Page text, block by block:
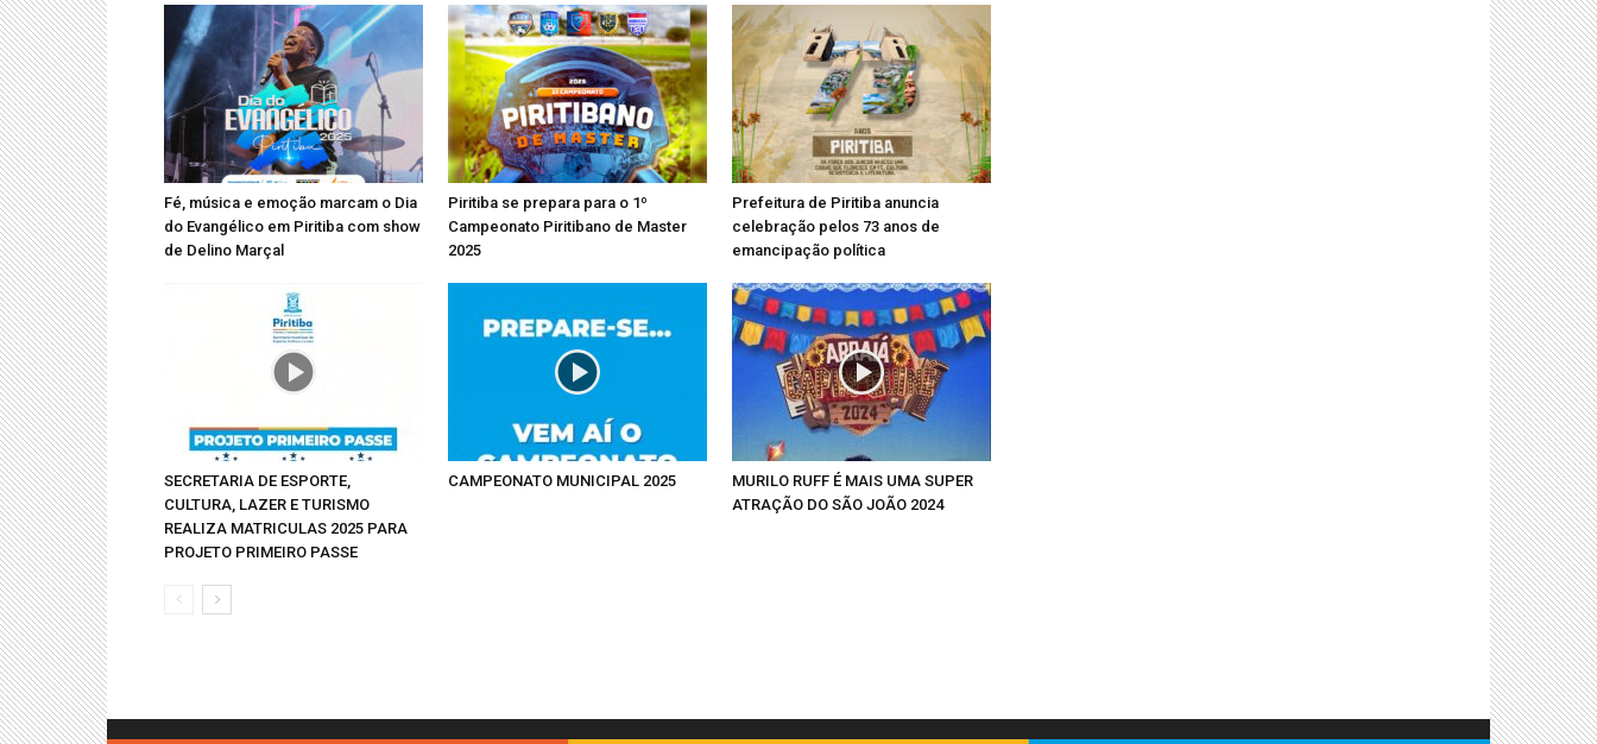
Fé, música e emoção marcam o Dia
do Evangélico em Piritiba com show
de Delino Marçal
Piritiba se prepara para o 1º
Campeonato Piritibano de Master
2025
Prefeitura de Piritiba anuncia
celebração pelos 73 anos de
emancipação política
SECRETARIA DE ESPORTE,
CULTURA, LAZER E TURISMO
REALIZA MATRICULAS 2025 PARA
PROJETO PRIMEIRO PASSE
CAMPEONATO MUNICIPAL 2025
MURILO RUFF É MAIS UMA SUPER
ATRAÇÃO DO SÃO JOÃO 2024